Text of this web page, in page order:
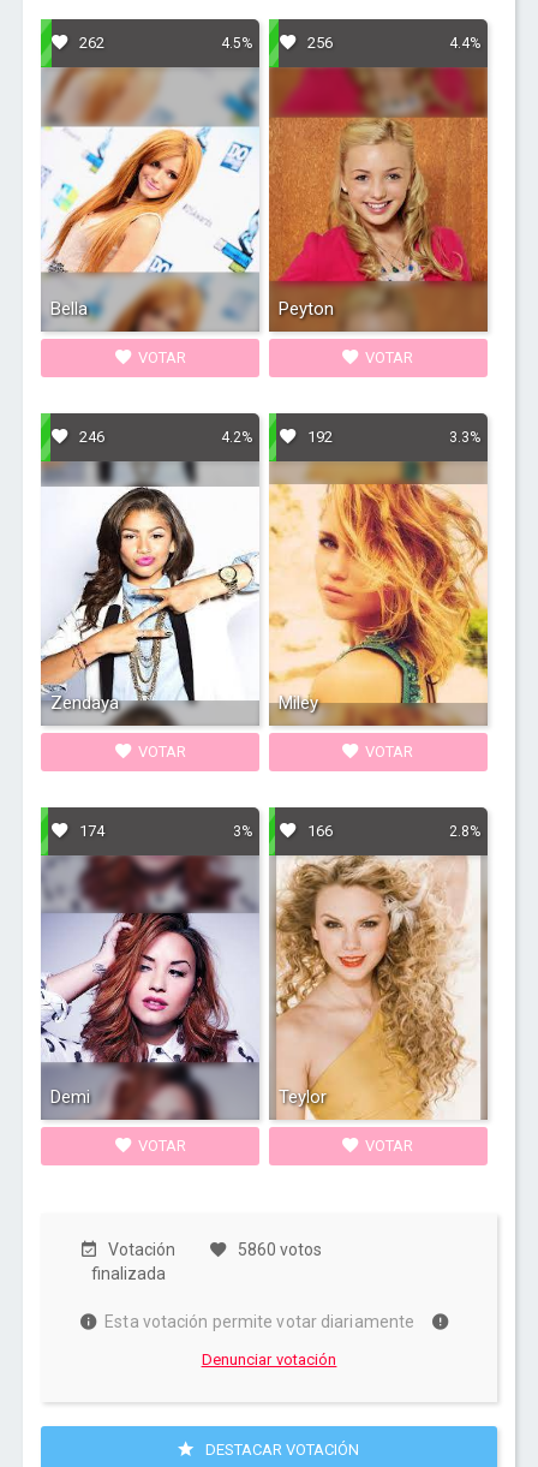
262 4.5%
Bella
VOTAR
256 4.4%
Peyton
VOTAR
246 4.2%
Zendaya
VOTAR
192 3.3%
Miley
VOTAR
174 3%
Demi
VOTAR
166 2.8%
Teylor
VOTAR
Votación
finalizada
5860 votos
Esta votación permite votar diariamente
Denunciar votación
DESTACAR VOTACIÓN